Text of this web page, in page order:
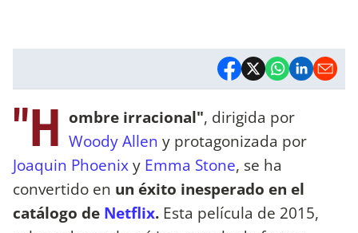
"H ombre irracional", dirigida por
Woody Allen y protagonizada por
Joaquin Phoenixy Emma Stone, se ha
convertido en un éxito inesperado en el
catálogo de Netflix. Esta película de 2015,